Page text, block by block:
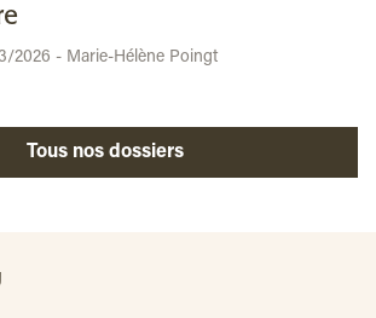
2026 - Marie-Hélène Poingt
Tous nos dossiers